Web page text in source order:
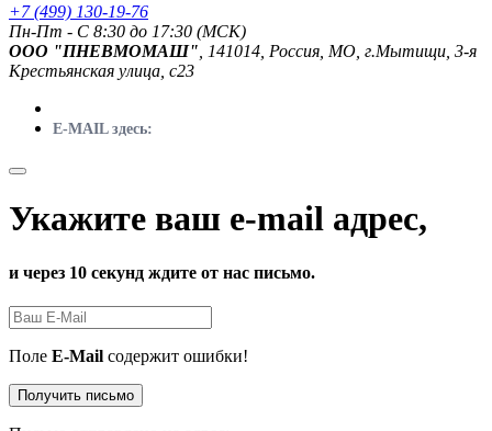
+7 (499) 130-19-76
Пн-Пт - C 8:30 до 17:30 (МСК)
ООО "ПНЕВМОМАШ" , 141014, Россия, МО, г.Мытищи, 3-я
Крестьянская улица, с23
E-MAIL здесь:
Укажите ваш e-mail адрес,
и через 10 секунд ждите от нас письмо.
Поле E-Mail содержит ошибки!
Получить письмо